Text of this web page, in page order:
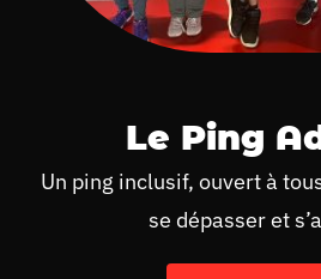
Le Ping
Un ping inclusif, ouvert à
se dépasser et